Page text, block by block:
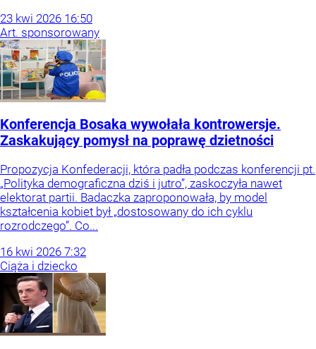
23 kwi 2026 16:50
Art. sponsorowany
Konferencja Bosaka wywołała kontrowersje.
Zaskakujący pomysł na poprawę dzietności
Propozycja Konfederacji, która padła podczas konferencji pt.
„Polityka demograficzna dziś i jutro”, zaskoczyła nawet
elektorat partii. Badaczka zaproponowała, by model
kształcenia kobiet był „dostosowany do ich cyklu
rozrodczego”. Co...
16 kwi 2026 7:32
Ciąża i dziecko